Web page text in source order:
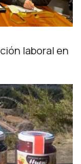
laboral en